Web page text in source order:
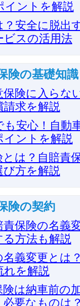
イントを解説
？安全に脱出
ビスの活用法
険の基礎知識
保険に入らな
請求を解説
も安心！自動
イントを解説
とは？自賠責
び方を解説
険の契約
責保険の名義
る方法も解説
名義変更とは
れを解説
険は納車前の
必要なものは